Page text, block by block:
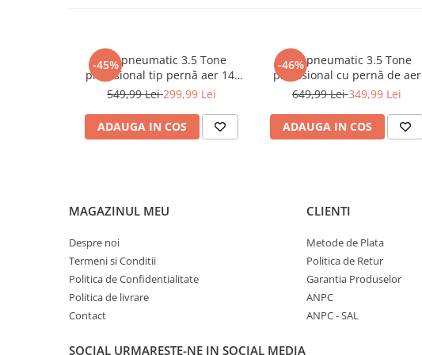
Aparat taiat cu plasma
Aparate sudura
UPS Sursa curent
Accesorii / consumabile atelier
Aparat masina dejantat echilibrat
Aparat sablat curatat
-45%
Cric pneumatic 3.5 Tone
profesional tip pernă aer 14-
40cm (3.5TAIR)
549,99 Lei299,99 Lei
ADAUGA IN COS
-46%
Cric pneumatic 3.5 Tone
profesional cu pernă de aer
pentru vulcanizare 15-40cm
649,99 Lei349,99 Lei
ADAUGA IN COS
MAGAZINUL MEU
Despre noi
Termeni si Conditii
Politica de Confidentialitate
Politica de livrare
Contact
CLIENTI
Metode de Plata
Politica de Retur
Garantia Produselor
ANPC
ANPC - SAL
SOCIAL URMARESTE-NE IN SOCIAL MEDIA